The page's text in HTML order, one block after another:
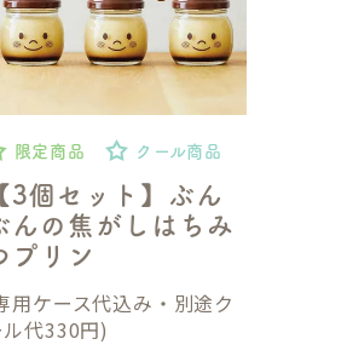
3個セット】ぶん
んの焦がしはちみ
プリン
限定商品 クール商品
用ケース代込み・別途ク
ル代330円)